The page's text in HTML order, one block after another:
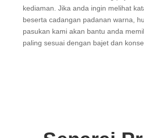
kediaman. Jika anda ingin melihat
beserta cadangan padanan warna,
pasukan kami akan bantu anda
paling sesuai dengan bajet dan